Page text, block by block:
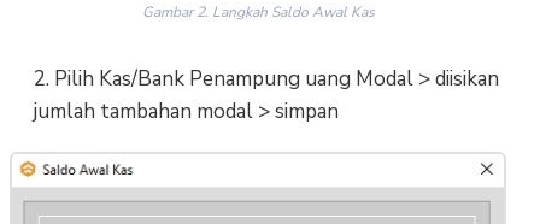
Gambar 2. Langkah Saldo Awal Kas
2. Pilih Kas/Bank Penampung uang Modal > diisikan
jumlah tambahan modal > simpan